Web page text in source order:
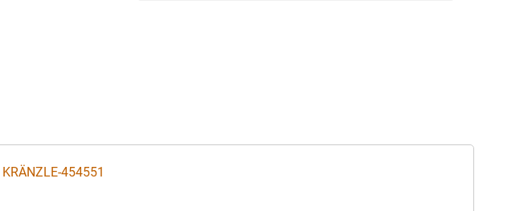
KRÄNZLE-454551